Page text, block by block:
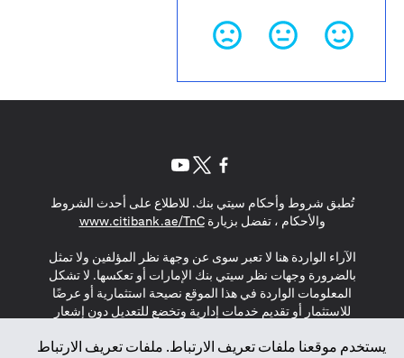
يستخدم موقعنا ملفات تعريف الارتباط. ملفات تعريف الارتباط
تُطبق شروط وأحكام سيتي بنك. للاطلاع على أحدث الشروط
والأحكام ، تفضل بزيارةwww.citibank.ae/TnC
in a new tab
الآراء الواردة هنا لا تعبر سوى عن وجهة نظر المؤلفين ولا تمثل
بالضرورة وجهات نظر سيتي بنك الإمارات أو تعكسها. لا تشكل
المعلومات الواردة في هذا الموقع نصيحة استثمارية أو عرضًا
للاستثمار أو تقديم خدمات إدارية وتخضع للتعديل دون إشعار